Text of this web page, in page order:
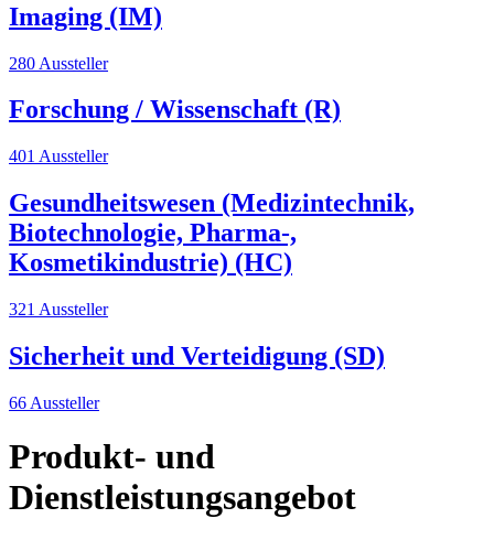
Imaging (IM)
280 Aussteller
Forschung / Wissenschaft (R)
401 Aussteller
Gesundheitswesen (Medizintechnik,
Biotechnologie, Pharma-,
Kosmetikindustrie) (HC)
321 Aussteller
Sicherheit und Verteidigung (SD)
66 Aussteller
Produkt- und
Dienstleistungsangebot